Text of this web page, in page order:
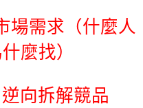
場需求（什麼人
麼找）
逆向拆解競品